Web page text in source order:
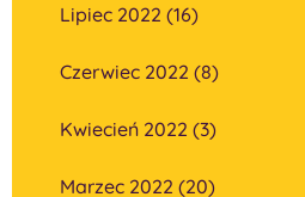
Lipiec 2022 (16)
Czerwiec 2022 (8)
Kwiecień 2022 (3)
Marzec 2022 (20)